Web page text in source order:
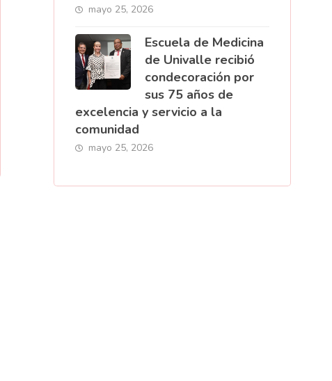
mayo 25, 2026
Escuela de Medicina
de Univalle recibió
condecoración por
sus 75 años de
excelencia y servicio a la
comunidad
mayo 25, 2026